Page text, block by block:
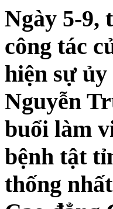
Ngày 5-9,
công tác
hiện sự
Nguyễn
buổi làm
bệnh tật
thống